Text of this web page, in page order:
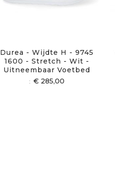
Durea - Wijdte H - 9745
1600 - Stretch - Wit -
Uitneembaar Voetbed
€ 285,00